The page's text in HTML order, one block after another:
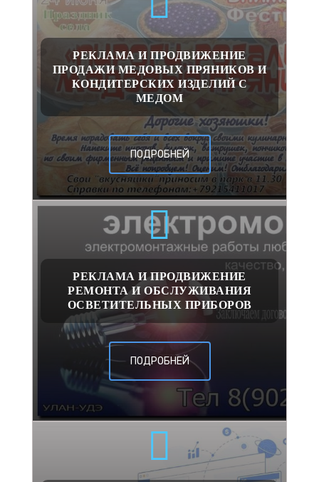
РЕКЛАМА И ПРОДВИЖЕНИЕ
ПРОДАЖИ МЕДОВЫХ ПРЯНИКОВ И
КОНДИТЕРСКИХ ИЗДЕЛИЙ С
МЕДОМ
ПОДРОБНЕЙ
РЕКЛАМА И ПРОДВИЖЕНИЕ
РЕМОНТА И ОБСЛУЖИВАНИЯ
ОСВЕТИТЕЛЬНЫХ ПРИБОРОВ
ПОДРОБНЕЙ